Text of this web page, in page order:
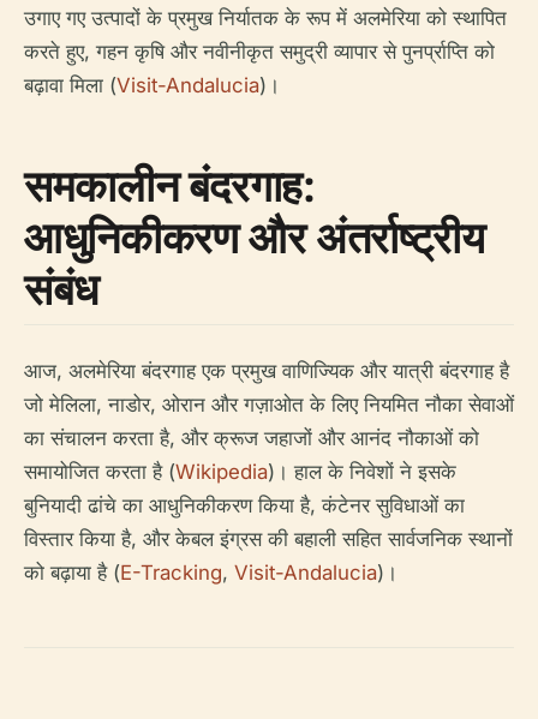
उगाए गए उत्पादों के प्रमुख निर्यातक के रूप में अलमेरिया को स्थापित
करते हुए, गहन कृषि और नवीनीकृत समुद्री व्यापार से पुनर्प्राप्ति को
बढ़ावा मिला (Visit-Andalucia)।
समकालीन बंदरगाह:
आधुनिकीकरण और अंतर्राष्ट्रीय
संबंध
आज, अलमेरिया बंदरगाह एक प्रमुख वाणिज्यिक और यात्री बंदरगाह है
जो मेलिला, नाडोर, ओरान और गज़ाओत के लिए नियमित नौका सेवाओं
का संचालन करता है, और क्रूज जहाजों और आनंद नौकाओं को
समायोजित करता है (Wikipedia)। हाल के निवेशों ने इसके
बुनियादी ढांचे का आधुनिकीकरण किया है, कंटेनर सुविधाओं का
विस्तार किया है, और केबल इंग्रस की बहाली सहित सार्वजनिक स्थानों
को बढ़ाया है (E-Tracking, Visit-Andalucia)।